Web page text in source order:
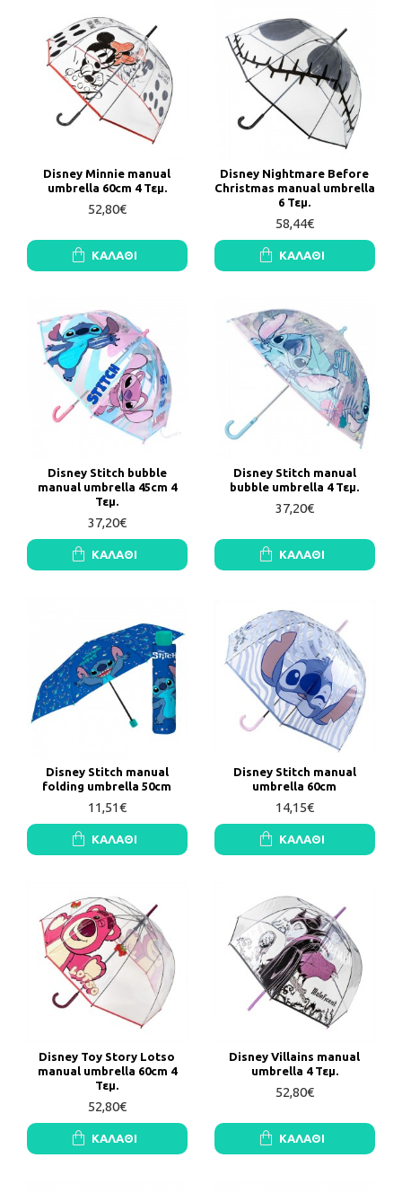
Disney Minnie manual
umbrella 60cm 4 Τεμ.
52,80€
ΚΑΛΆΘΙ
Disney Nightmare Before
Christmas manual umbrella
6 Τεμ.
58,44€
ΚΑΛΆΘΙ
Disney Stitch bubble
manual umbrella 45cm 4
Τεμ.
37,20€
ΚΑΛΆΘΙ
Disney Stitch manual
bubble umbrella 4 Τεμ.
37,20€
ΚΑΛΆΘΙ
Disney Stitch manual
folding umbrella 50cm
11,51€
ΚΑΛΆΘΙ
Disney Stitch manual
umbrella 60cm
14,15€
ΚΑΛΆΘΙ
Disney Toy Story Lotso
manual umbrella 60cm 4
Τεμ.
52,80€
ΚΑΛΆΘΙ
Disney Villains manual
umbrella 4 Τεμ.
52,80€
ΚΑΛΆΘΙ